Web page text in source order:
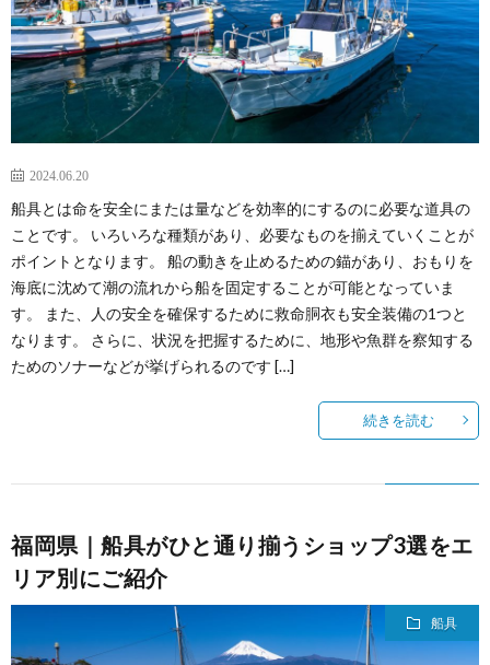
2024.06.20
船具とは命を安全にまたは量などを効率的にするのに必要な道具の
ことです。 いろいろな種類があり、必要なものを揃えていくことが
ポイントとなります。 船の動きを止めるための錨があり、おもりを
海底に沈めて潮の流れから船を固定することが可能となっていま
す。 また、人の安全を確保するために救命胴衣も安全装備の1つと
なります。 さらに、状況を把握するために、地形や魚群を察知する
ためのソナーなどが挙げられるのです […]
続きを読む
福岡県｜船具がひと通り揃うショップ3選をエ
リア別にご紹介
船具